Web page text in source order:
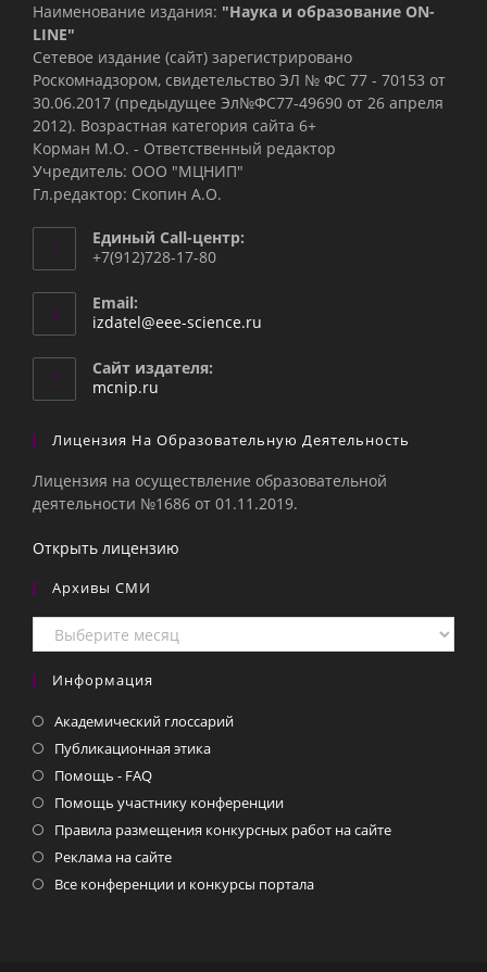
Наименование издания: "Наука и образование ON-
LINE"
Сетевое издание (сайт) зарегистрировано
Роскомнадзором, свидетельство ЭЛ № ФС 77 - 70153 от
30.06.2017 (предыдущее Эл№ФC77-49690 от 26 апреля
2012). Возрастная категория сайта 6+
Корман М.О. - Ответственный редактор
Учредитель: ООО "МЦНИП"
Гл.редактор: Скопин А.О.
Единый Call-центр:
+7(912)728-17-80
Email:
izdatel@eee-science.ru
Сайт издателя:
mcnip.ru
Лицензия На Образовательную Деятельность
Лицензия на осуществление образовательной
деятельности №1686 от 01.11.2019.
Открыть лицензию
Архивы СМИ
Архивы
СМИ
Информация
Академический глоссарий
Публикационная этика
Помощь - FAQ
Помощь участнику конференции
Правила размещения конкурсных работ на сайте
Реклама на сайте
Все конференции и конкурсы портала